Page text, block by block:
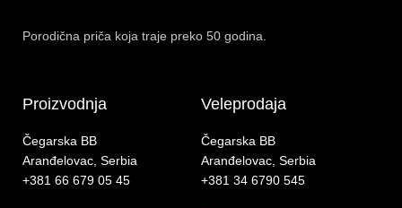
Porodična priča koja traje preko 50 godina.
Proizvodnja
Čegarska BB
Aranđelovac, Serbia
+381 66 679 05 45
Veleprodaja
Čegarska BB
Aranđelovac, Serbia
+381 34 6790 545